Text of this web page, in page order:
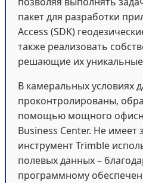
пакет для разработки
Access (SDK)
также реализовать
решающие их
В камеральных условиях
проконтролированы,
помощью мощного
Business Center. Не имеет
инструмент Trimble
полевых данных –
программному